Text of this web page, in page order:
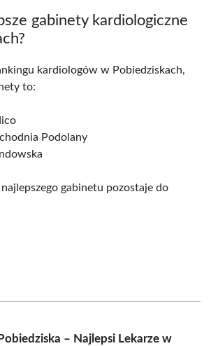
gabinety kardiologiczne
kardiologów w Pobiedziskach,
to:
Podolany
gabinetu pozostaje do
– Najlepsi Lekarze w